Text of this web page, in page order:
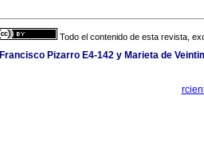
Todo el contenido de esta revista,
Francisco Pizarro E4-142 y Marieta de